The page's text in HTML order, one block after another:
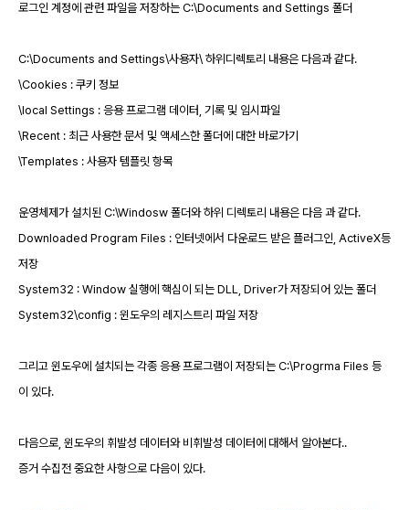
로그인 계정에 관련 파일을 저장하는 C:\Documents and Settings 폴더
C:\Documents and Settings\사용자\ 하위디렉토리 내용은 다음과 같다.
\Cookies : 쿠키 정보
\local Settings : 응용 프로그램 데이터, 기록 및 임시파일
\Recent : 최근 사용한 문서 및 액세스한 폴더에 대한 바로가기
\Templates : 사용자 템플릿 항목
운영체제가 설치된 C:\Windosw 폴더와 하위 디렉토리 내용은 다음 과 같다.
Downloaded Program Files : 인터넷에서 다운로드 받은 플러그인, ActiveX등
저장
System32 : Window 실행에 핵심이 되는 DLL, Driver가 저장되어 있는 폴더
System32\config : 윈도우의 레지스트리 파일 저장
그리고 윈도우에 설치되는 각종 응용 프로그램이 저장되는 C:\Progrma Files 등
이 있다.
다음으로 , 윈도우의 휘발성 데이터와 비휘발성 데이터에 대해서 알아본다..
증거 수집전 중요한 사항으로 다음이 있다.